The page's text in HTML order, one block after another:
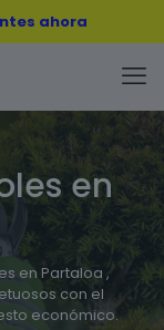
ahora
en
en Partaloa ,
con el
económico.